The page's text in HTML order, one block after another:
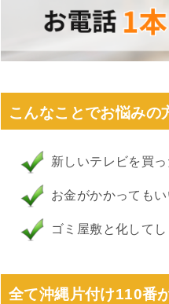
こんなことでお悩みの
新しいテレビを買
お金がかかっても
ゴミ屋敷と化して
全て沖縄片付け110番